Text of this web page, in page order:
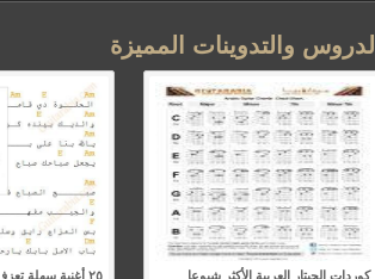
الدروس والتدوينات المميزة
كوردات الجيتار العربية الأكثر شيوعا ٢٥ أغنية سهلة